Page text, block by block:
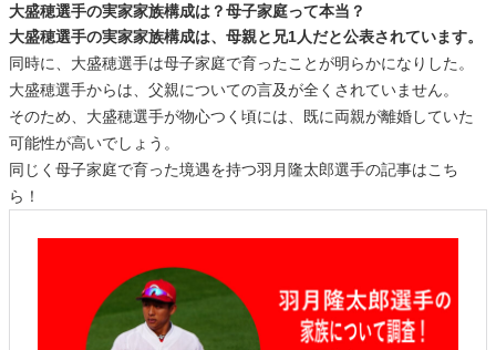
大盛穂選手の実家家族構成は？母子家庭って本当？
大盛穂選手の実家家族構成は、母親と兄1人だと公表されています。
同時に、大盛穂選手は母子家庭で育ったことが明らかになりした。
大盛穂選手からは、父親についての言及が全くされていません。
そのため、大盛穂選手が物心つく頃には、既に両親が離婚していた
可能性が高いでしょう。
同じく母子家庭で育った境遇を持つ羽月隆太郎選手の記事はこち
ら！